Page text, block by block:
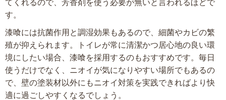
てくれるので、芳香剤を使う必要が無いと言われるほどで
す。
漆喰には抗菌作用と調湿効果もあるので、細菌やカビの繁
殖が抑えられます。トイレが常に清潔かつ居心地の良い環
境にしたい場合、漆喰を採用するのもおすすめです。毎日
使うだけでなく、ニオイが気になりやすい場所でもあるの
で、壁の塗装材以外にもニオイ対策を実践できればより快
適に過ごしやすくなるでしょう。